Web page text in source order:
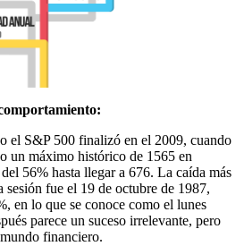
el S&P 500 finalizó en el 2009, cuando
un máximo histórico de 1565 en
56% hasta llegar a 676. La caída más
sesión fue el 19 de octubre de 1987,
en lo que se conoce como el lunes
parece un suceso irrelevante, pero
financiero.